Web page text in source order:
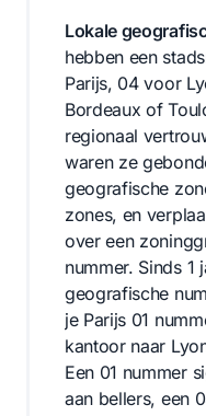
Lokale
hebben een
Parijs, 04 voor
Bordeaux of
regionaal
waren ze
geografische
zones, en
over een
nummer. Sinds 1
geografische
je Parijs 01
kantoor naar
Een 01 nummer
aan bellers, een